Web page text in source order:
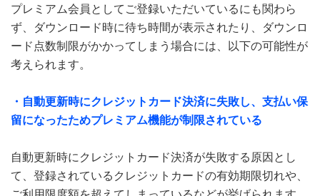
プレミアム会員としてご登録いただいているにも関わら
ず、ダウンロード時に待ち時間が表示されたり、ダウンロ
ード点数制限がかかってしまう場合には、以下の可能性が
考えられます。
・自動更新時にクレジットカード決済に失敗し、支払い保
留になったためプレミアム機能が制限されている
自動更新時にクレジットカード決済が失敗する原因とし
て、登録されているクレジットカードの有効期限切れや、